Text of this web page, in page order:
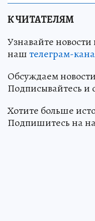
К ЧИТАТЕЛЯМ
Узнавайте
наштелеграм-
Обсуждаем
Подписывайтесь и
Хотите больше
Подпишитесь на